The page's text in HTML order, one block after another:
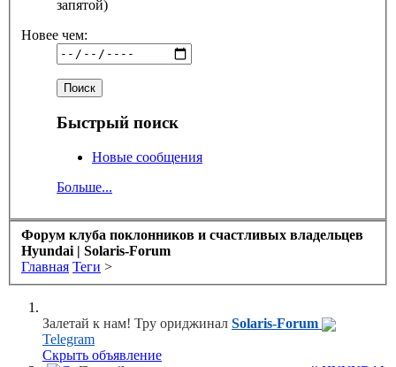
запятой)
Новее чем:
Быстрый поиск
Новые сообщения
Больше...
Форум клуба поклонников и счастливых владельцев
Hyundai | Solaris-Forum
Главная Теги >
Залетай к нам! Тру ориджинал Solaris-Forum
Telegram
Скрыть объявление